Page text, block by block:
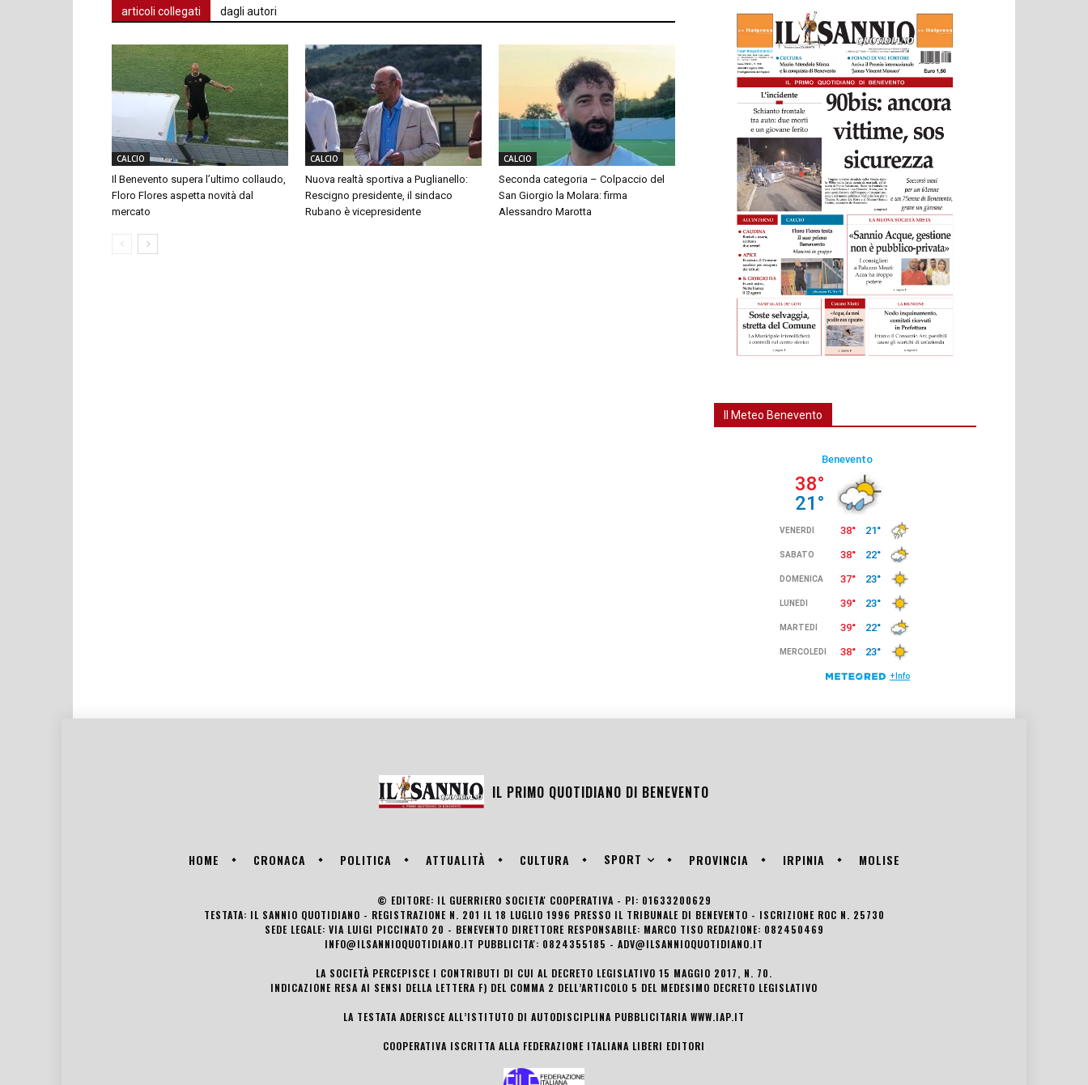
articoli collegati dagli autori
CALCIO
Il Benevento supera l’ultimo collaudo,
Floro Flores aspetta novità dal
mercato
CALCIO
Nuova realtà sportiva a Puglianello:
Rescigno presidente, il sindaco
Rubano è vicepresidente
CALCIO
Seconda categoria – Colpaccio del
San Giorgio la Molara: firma
Alessandro Marotta
Il Meteo Benevento
IL PRIMO QUOTIDIANO DI BENEVENTO
HOME CRONACA POLITICA ATTUALITÀ CULTURA SPORT PROVINCIA IRPINIA MOLISE
© EDITORE: IL GUERRIERO SOCIETA' COOPERATIVA - PI: 01633200629
TESTATA: IL SANNIO QUOTIDIANO - REGISTRAZIONE N. 201 IL 18 LUGLIO 1996 PRESSO IL TRIBUNALE DI BENEVENTO - ISCRIZIONE ROC N. 25730
SEDE LEGALE: VIA LUIGI PICCINATO 20 - BENEVENTO DIRETTORE RESPONSABILE: MARCO TISO REDAZIONE: 082450469
INFO@ILSANNIOQUOTIDIANO.IT PUBBLICITA': 0824355185 - ADV@ILSANNIOQUOTIDIANO.IT
LA SOCIETÀ PERCEPISCE I CONTRIBUTI DI CUI AL DECRETO LEGISLATIVO 15 MAGGIO 2017, N. 70.
INDICAZIONE RESA AI SENSI DELLA LETTERA F) DEL COMMA 2 DELL’ARTICOLO 5 DEL MEDESIMO DECRETO LEGISLATIVO
LA TESTATA ADERISCE ALL’ISTITUTO DI AUTODISCIPLINA PUBBLICITARIA WWW.IAP.IT
COOPERATIVA ISCRITTA ALLA FEDERAZIONE ITALIANA LIBERI EDITORI